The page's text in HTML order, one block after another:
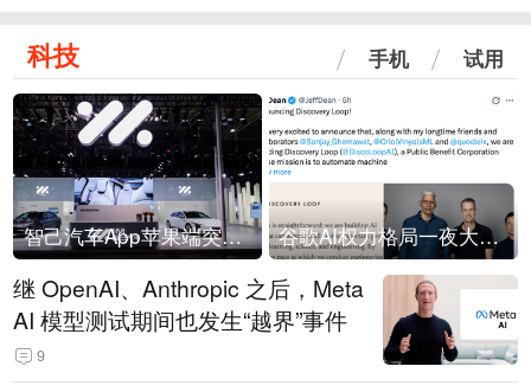
科技 手机 试用
智己汽车App苹果端突然“下架” 谷歌AI权力格局一夜大洗牌
继 OpenAI、Anthropic 之后，Meta
AI 模型测试期间也发生“越界”事件
9